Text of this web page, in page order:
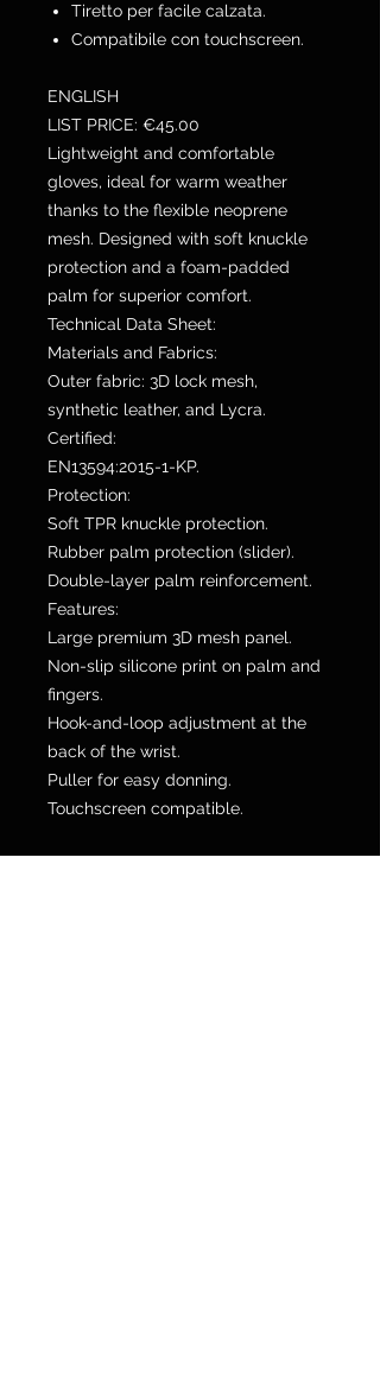
Tiretto per facile calzata.
Compatibile con touchscreen.
ENGLISH
LIST PRICE: €45.00
Lightweight and comfortable
gloves, ideal for warm weather
thanks to the flexible neoprene
mesh. Designed with soft knuckle
protection and a foam-padded
palm for superior comfort.
Technical Data Sheet:
Materials and Fabrics:
Outer fabric: 3D lock mesh,
synthetic leather, and Lycra.
Certified:
EN13594:2015-1-KP.
Protection:
Soft TPR knuckle protection.
Rubber palm protection (slider).
Double-layer palm reinforcement.
Features:
Large premium 3D mesh panel.
Non-slip silicone print on palm and
fingers.
Hook-and-loop adjustment at the
back of the wrist.
Puller for easy donning.
Touchscreen compatible.